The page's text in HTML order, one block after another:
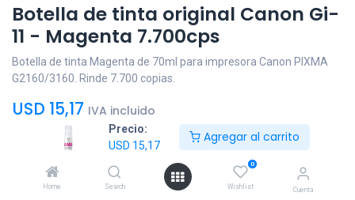
Precio:
USD 15,17
Agregar al carrito
Home Search
0
Wishlist Cuenta
Botella de tinta original Canon Gi-
11 - Magenta 7.700cps
Botella de tinta Magenta de 70ml para impresora Canon PIXMA
G2160/3160. Rinde 7.700 copias.
USD 15,17 IVA incluido